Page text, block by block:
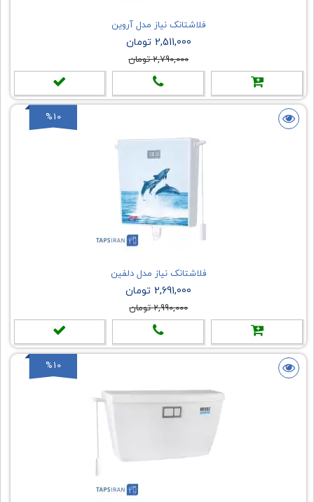
فلاشتانک نیاز مدل آروین
2,511,000 تومان
2,790,000 تومان
%10
فلاشتانک نیاز مدل دلفین
2,691,000 تومان
2,990,000 تومان
%10